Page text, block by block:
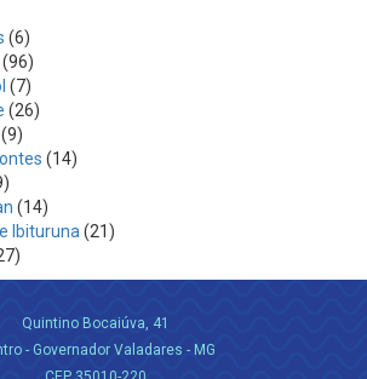
(6)
(96)
(7)
(26)
(9)
(14)
(14)
Ibituruna (21)
Quintino Bocaiúva, 41
- Governador Valadares - MG